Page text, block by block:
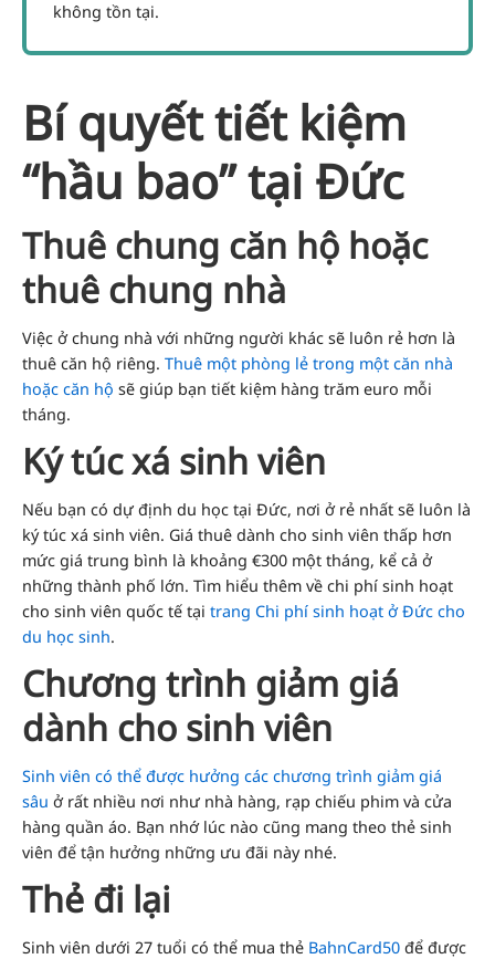
không tồn tại.
Bí quyết tiết kiệm
“hầu bao” tại Đức
Thuê chung căn hộ hoặc
thuê chung nhà
Việc ở chung nhà với những người khác sẽ luôn rẻ hơn là
thuê căn hộ riêng. Thuê một phòng lẻ trong một căn nhà
hoặc căn hộ sẽ giúp bạn tiết kiệm hàng trăm euro mỗi
tháng.
Ký túc xá sinh viên
Nếu bạn có dự định du học tại Đức, nơi ở rẻ nhất sẽ luôn là
ký túc xá sinh viên. Giá thuê dành cho sinh viên thấp hơn
mức giá trung bình là khoảng €300 một tháng, kể cả ở
những thành phố lớn. Tìm hiểu thêm về chi phí sinh hoạt
cho sinh viên quốc tế tại trang Chi phí sinh hoạt ở Đức cho
du học sinh.
Chương trình giảm giá
dành cho sinh viên
Sinh viên có thể được hưởng các chương trình giảm giá
sâu ở rất nhiều nơi như nhà hàng, rạp chiếu phim và cửa
hàng quần áo. Bạn nhớ lúc nào cũng mang theo thẻ sinh
viên để tận hưởng những ưu đãi này nhé.
Thẻ đi lại
Sinh viên dưới 27 tuổi có thể mua thẻ BahnCard50 để được